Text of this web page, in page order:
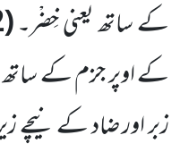
کے ساتھ یعنی خِضْر۔(
کے اوپر جزم کے
زبر اور ضاد کے نیچے